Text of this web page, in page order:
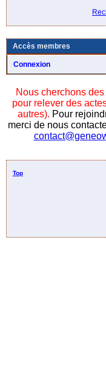
Accès membres
Connexion
Nous cherchons
pour relever des
autres). Pour
merci de nous
Top